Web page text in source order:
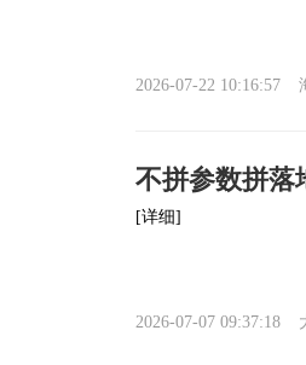
2026-07-22 10:16:57
不拼参数拼落
[详细]
2026-07-07 09:37:18